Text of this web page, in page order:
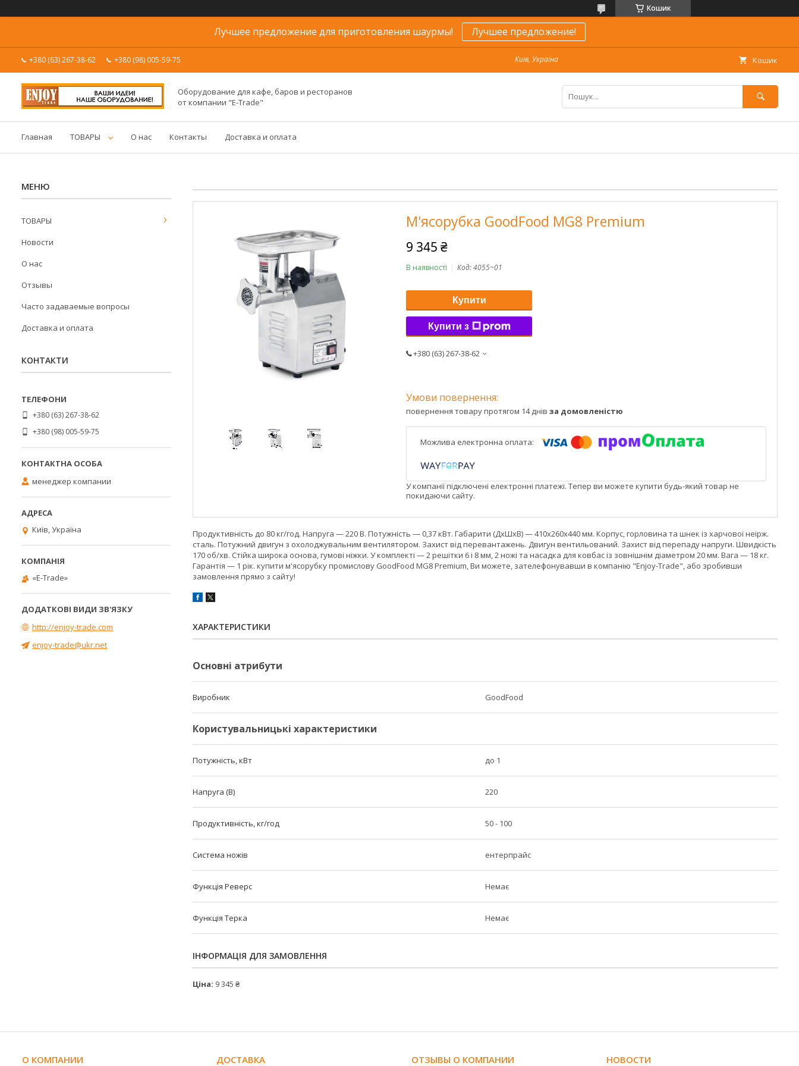
Кошик
Лучшее предложение для приготовления шаурмы! Лучшее предложение!
+380 (63) 267-38-62 +380 (98) 005-59-75 Київ, Україна Кошик
Оборудование для кафе, баров и ресторанов
от компании "E-Trade"
Главная ТОВАРЫ О нас Контакты Доставка и оплата
М'ясорубка GoodFood MG8 Premium
9 345 ₴
В наявності Код:4055~01
Купити
Купити з
+380 (63) 267-38-62
повернення товару протягом 14 днів за домовленістю
У компанії підключені електронні платежі. Тепер ви можете купити будь-який товар не
покидаючи сайту.
Продуктивність до 80 кг/год. Напруга — 220 В. Потужність — 0,37 кВт. Габарити (ДхШхВ) — 410х260х440 мм. Корпус, горловина та шнек із харчової неірж.
сталь. Потужний двигун з охолоджувальним вентилятором. Захист від перевантажень. Двигун вентильований. Захист від перепаду напруги. Швидкість
170 об/хв. Стійка широка основа, гумові ніжки. У комплекті — 2 решітки 6 і 8 мм, 2 ножі та насадка для ковбас із зовнішнім діаметром 20 мм. Вага — 18 кг.
Гарантія — 1 рік. купити м'ясорубку промислову GoodFood MG8 Premium, Ви можете, зателефонувавши в компанію "Enjoy-Trade", або зробивши
замовлення прямо з сайту!
ХАРАКТЕРИСТИКИ
Основні атрибути
Виробник GoodFood
Користувальницькі характеристики
Потужність, кВт до 1
Напруга (В) 220
Продуктивність, кг/год 50 - 100
Система ножів ентерпрайс
Функція Реверс Немає
Функція Терка Немає
ІНФОРМАЦІЯ ДЛЯ ЗАМОВЛЕННЯ
Ціна: 9 345 ₴
ТОВАРЫ
Новости
О нас
Отзывы
Часто задаваемые вопросы
Доставка и оплата
КОНТАКТИ
+380 (63) 267-38-62
+380 (98) 005-59-75
менеджер компании
Київ, Україна
«E-Trade»
http://enjoy-trade.com
enjoy-trade@ukr.net
О КОМПАНИИ ДОСТАВКА ОТЗЫВЫ О КОМПАНИИ НОВОСТИ